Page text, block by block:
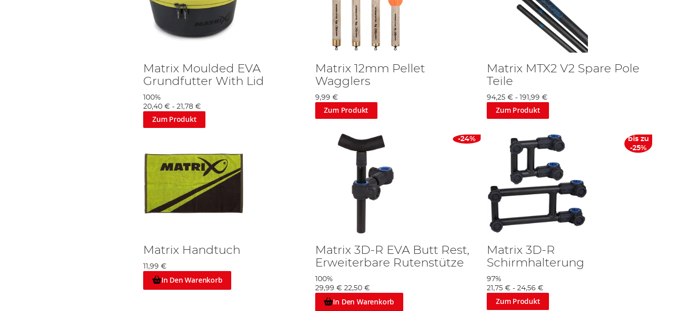
Matrix Moulded EVA
Grundfutter With Lid
100%
20,40 € -21,78 €
Zum Produkt
Matrix 12mm Pellet
Wagglers
9,99 €
Zum Produkt
Matrix MTX2 V2 Spare Pole
Teile
94,25 € -191,99 €
Zum Produkt
Matrix Handtuch
11,99 €
In Den Warenkorb
-24%
Matrix 3D-R EVA Butt Rest,
Erweiterbare Rutenstütze
100%
29,99 € 22,50 €
In Den Warenkorb
bis zu
-25%
Matrix 3D-R
Schirmhalterung
97%
21,75 € -24,56 €
Zum Produkt